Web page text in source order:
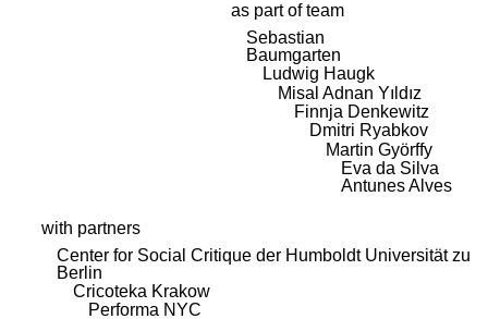
as part of team
Sebastian
Baumgarten
Ludwig Haugk
Misal Adnan Yıldız
Finnja Denkewitz
Dmitri Ryabkov
Martin Györffy
Eva da Silva
Antunes Alves
with partners
Center for Social Critique der Humboldt Universität zu
Berlin
Cricoteka Krakow
Performa NYC